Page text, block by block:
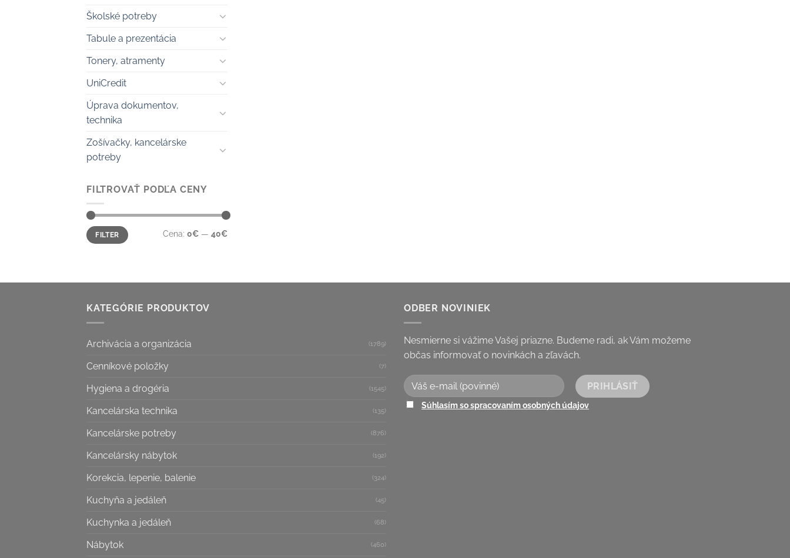
Školské potreby
Tabule a prezentácia
Tonery, atramenty
UniCredit
Úprava dokumentov,
technika
Zošívačky, kancelárske
potreby
FILTROVAŤ PODĽA CENY
Minimálna
cena
Maximálna
cenaFILTER Cena: 0€ — 40€
KATEGÓRIE PRODUKTOV
Archivácia a organizácia (1789)
Cenníkové položky (7)
Hygiena a drogéria (1545)
Kancelárska technika (135)
Kancelárske potreby (876)
Kancelársky nábytok (192)
Korekcia, lepenie, balenie (324)
Kuchyňa a jedáleň (45)
Kuchynka a jedáleň (68)
Nábytok (460)
ODBER NOVINIEK
Nesmierne si vážime Vašej priazne. Budeme radi, ak Vám možeme
občas informovať o novinkách a zľavách.
Súhlasím so spracovaním osobných údajov